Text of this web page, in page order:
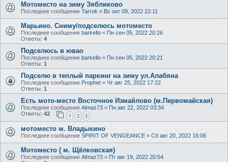
Мотоместо на зиму Зябликово
Последнее сообщение Tarrok « Вс окт 09, 2022 22:11
Марьино. Сниму/подселюсь мотоместо
Последнее сообщение barkello « Пн сен 05, 2022 20:26
Ответы: 4
Подселюсь в ювао
Последнее сообщение barkello « Пн сен 05, 2022 20:21
Ответы: 1
Подселю в теплый паркинг на зиму ул.Алабяна
Последнее сообщение Prophet « Чт авг 25, 2022 17:22
Ответы: 1
Есть мото-место Восточное Измайлово (м.Первомайская)
Последнее сообщение Almaz73 « Пн авг 22, 2022 03:34
Ответы: 42 1 2 3
мотоместо м. Владыкино
Последнее сообщение SPIRIT OF VENGEANCE « Сб авг 20, 2022 16:06
Мотоместо ( м. Щёлковская)
Последнее сообщение Almaz73 « Пт авг 19, 2022 20:54